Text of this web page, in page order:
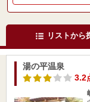
リストから
湯の平温泉
3.2